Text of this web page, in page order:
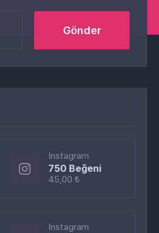
Gönder
Instagram
750 Beğeni
45,00 ₺
Instagram